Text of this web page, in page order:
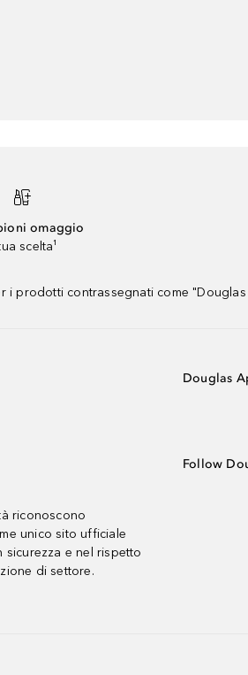
omaggio
scelta¹
prodotti contrassegnati come "Douglas
riconoscono
unico sito ufficiale
sicurezza e nel rispetto
di settore.
Douglas
Follow